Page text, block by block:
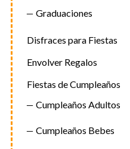
Graduaciones
Disfraces para Fiestas
Envolver Regalos
Fiestas de Cumpleaños
Cumpleaños Adultos
Cumpleaños Bebes